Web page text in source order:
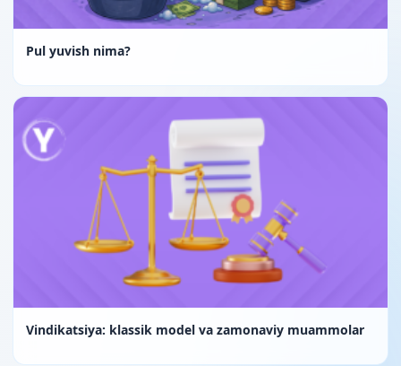
Pul yuvish nima?
Vindikatsiya: klassik model va zamonaviy muammolar